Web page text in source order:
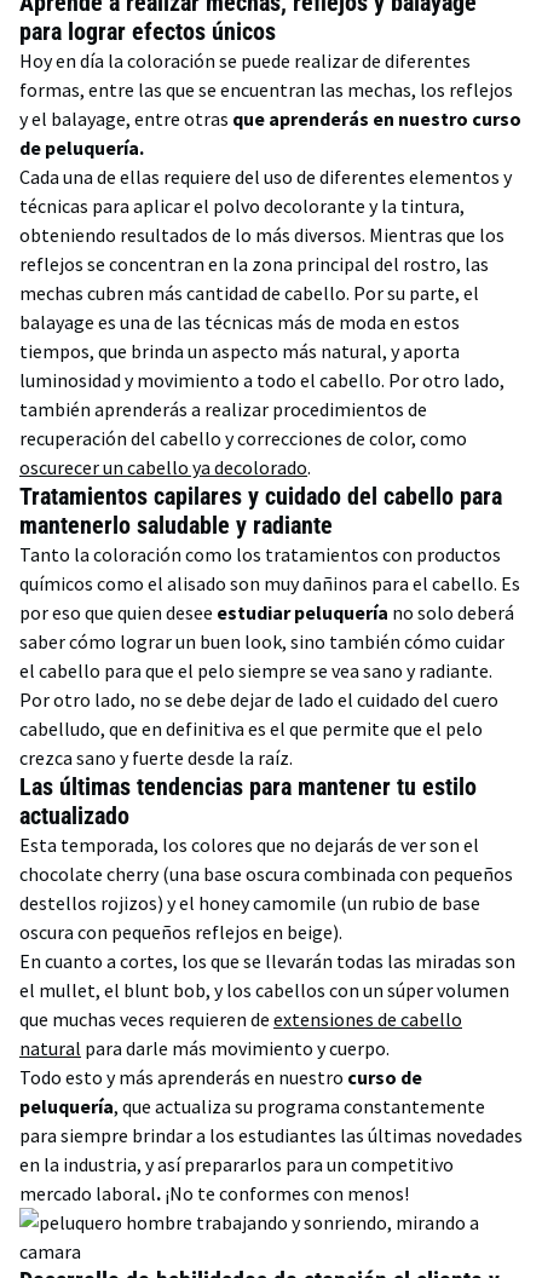
para lograr efectos únicos
Hoy en día la coloración se puede realizar de diferentes
formas, entre las que se encuentran las mechas, los reflejos
y el balayage, entre otras que aprenderás en nuestro curso
de peluquería.
Cada una de ellas requiere del uso de diferentes elementos y
técnicas para aplicar el polvo decolorante y la tintura,
obteniendo resultados de lo más diversos. Mientras que los
reflejos se concentran en la zona principal del rostro, las
mechas cubren más cantidad de cabello. Por su parte, el
balayage es una de las técnicas más de moda en estos
tiempos, que brinda un aspecto más natural, y aporta
luminosidad y movimiento a todo el cabello. Por otro lado,
también aprenderás a realizar procedimientos de
recuperación del cabello y correcciones de color, como
oscurecer un cabello ya decolorado.
Tratamientos capilares y cuidado del cabello para
mantenerlo saludable y radiante
Tanto la coloración como los tratamientos con productos
químicos como el alisado son muy dañinos para el cabello. Es
por eso que quien desee estudiar peluquería no solo deberá
saber cómo lograr un buen look, sino también cómo cuidar
el cabello para que el pelo siempre se vea sano y radiante.
Por otro lado, no se debe dejar de lado el cuidado del cuero
cabelludo, que en definitiva es el que permite que el pelo
crezca sano y fuerte desde la raíz.
Las últimas tendencias para mantener tu estilo
actualizado
Esta temporada, los colores que no dejarás de ver son el
chocolate cherry (una base oscura combinada con pequeños
destellos rojizos) y el honey camomile (un rubio de base
oscura con pequeños reflejos en beige).
En cuanto a cortes, los que se llevarán todas las miradas son
el mullet, el blunt bob, y los cabellos con un súper volumen
que muchas veces requieren de extensiones de cabello
natural para darle más movimiento y cuerpo.
Todo esto y más aprenderás en nuestro curso de
peluquería, que actualiza su programa constantemente
para siempre brindar a los estudiantes las últimas novedades
en la industria, y así prepararlos para un competitivo
mercado laboral. ¡No te conformes con menos!